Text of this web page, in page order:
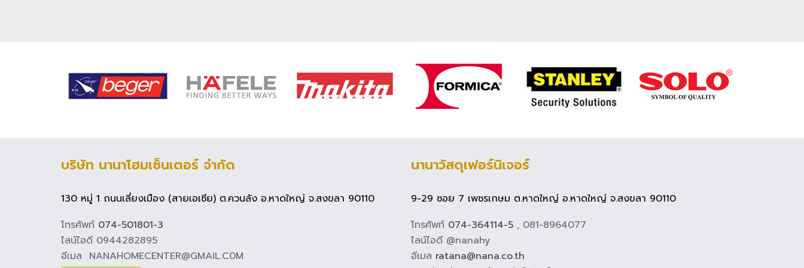
บริษัท นานาโฮมเซ็นเตอร์ จำกัด
130 หมู่ 1 ถนนเลี่ยงเมือง (สายเอเซีย) ต.ควนลัง อ.หาดใหญ่ จ.สงขลา 90110
โทรศัพท์ 074-501801-3
ไลน์ไอดี 0944282895
อีเมล NANAHOMECENTER@GMAIL.C0M
นานาวัสดุเฟอร์นิเจอร์
9-29 ซอย 7 เพชรเกษม ต.หาดใหญ่ อ.หาดใหญ่ จ.สงขลา 90110
โทรศัพท์ 074-364114-5 , 081-8964077
ไลน์ไอดี @nanahy
อีเมล ratana@nana.co.th